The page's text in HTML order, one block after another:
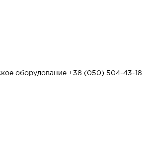
оборудование +38 (050) 504-43-18